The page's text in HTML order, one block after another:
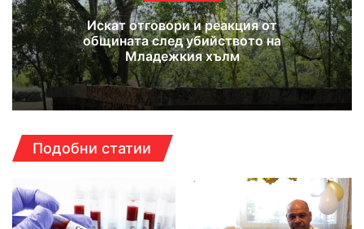
Искат отговори и реакция от
общината след убийството на
Младежкия хълм
Подобни статии